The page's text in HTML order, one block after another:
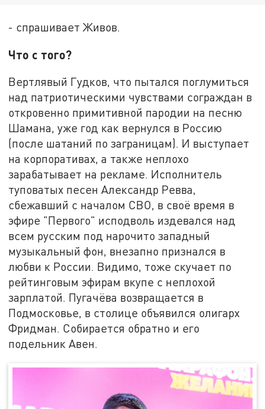
- спрашивает Живов.
Что с того?
Вертлявый Гудков, что пытался поглумиться
над патриотическими чувствами сограждан в
откровенно примитивной пародии на песню
Шамана, уже год как вернулся в Россию
(после шатаний по заграницам). И выступает
на корпоративах, а также неплохо
зарабатывает на рекламе. Исполнитель
туповатых песен Александр Ревва,
сбежавший с началом СВО, в своё время в
эфире "Первого" исподволь издевался над
всем русским под нарочито западный
музыкальный фон, внезапно признался в
любви к России. Видимо, тоже скучает по
рейтинговым эфирам вкупе с неплохой
зарплатой. Пугачёва возвращается в
Подмосковье, в столице объявился олигарх
Фридман. Собирается обратно и его
подельник Авен.